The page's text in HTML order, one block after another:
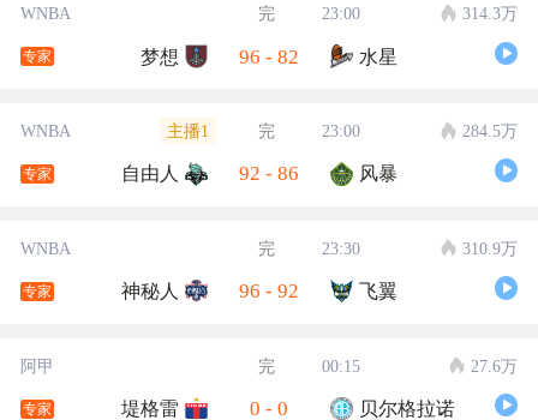
WNBA 完 23:00 314.3万
专家 梦想 96 - 82 水星
WNBA 主播1 完 23:00 284.5万
专家 自由人 92 - 86 风暴
WNBA 完 23:30 310.9万
专家 神秘人 96 - 92 飞翼
阿甲 完 00:15 27.6万
专家 堤格雷 0 - 0 贝尔格拉诺